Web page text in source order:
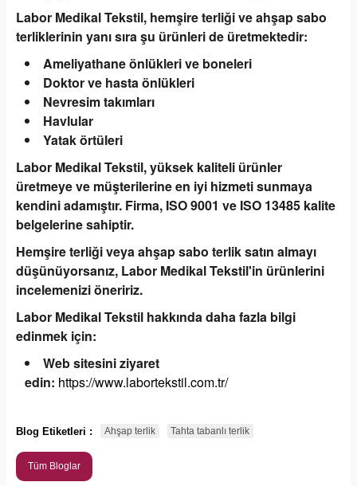
Labor Medikal Tekstil, hemşire terliği ve ahşap sabo
terliklerinin yanı sıra şu ürünleri de üretmektedir:
Ameliyathane önlükleri ve boneleri
Doktor ve hasta önlükleri
Nevresim takımları
Havlular
Yatak örtüleri
Labor Medikal Tekstil, yüksek kaliteli ürünler
üretmeye ve müşterilerine en iyi hizmeti sunmaya
kendini adamıştır. Firma, ISO 9001 ve ISO 13485 kalite
belgelerine sahiptir.
Hemşire terliği veya ahşap sabo terlik satın almayı
düşünüyorsanız, Labor Medikal Tekstil'in ürünlerini
incelemenizi öneririz.
Labor Medikal Tekstil hakkında daha fazla bilgi
edinmek için:
Web sitesini ziyaret
edin: https://www.labortekstil.com.tr/
Blog Etiketleri : Ahşap terlik Tahta tabanlı terlik
Tüm Bloglar